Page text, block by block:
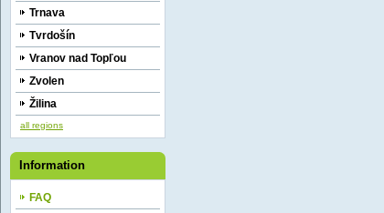
Trnava
Tvrdošín
Vranov nad Topľou
Zvolen
Žilina
all regions
Information
FAQ